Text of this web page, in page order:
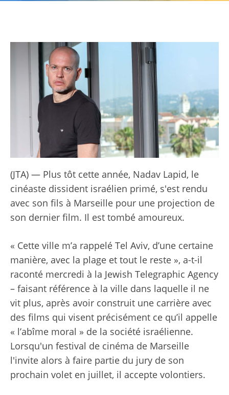
(JTA) — Plus tôt cette année, Nadav Lapid, le
cinéaste dissident israélien primé, s'est rendu
avec son fils à Marseille pour une projection de
son dernier film. Il est tombé amoureux.
« Cette ville m’a rappelé Tel Aviv, d’une certaine
manière, avec la plage et tout le reste », a-t-il
raconté mercredi à la Jewish Telegraphic Agency
– faisant référence à la ville dans laquelle il ne
vit plus, après avoir construit une carrière avec
des films qui visent précisément ce qu’il appelle
« l’abîme moral » de la société israélienne.
Lorsqu'un festival de cinéma de Marseille
l'invite alors à faire partie du jury de son
prochain volet en juillet, il accepte volontiers.